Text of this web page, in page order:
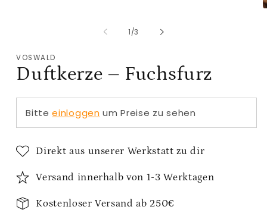
1/von
3
VOSWALD
Duftkerze – Fuchsfurz
Bitteeinloggen um Preise zu sehen
Direkt aus unserer Werkstatt zu dir
Versand innerhalb von 1-3 Werktagen
Kostenloser Versand ab 250€